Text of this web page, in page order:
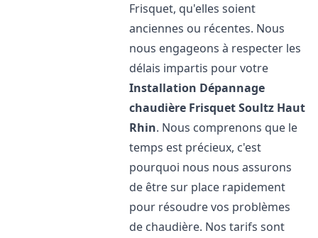
Frisquet, qu'elles soient
anciennes ou récentes. Nous
nous engageons à respecter les
délais impartis pour votre
Installation Dépannage
chaudière FrisquetSoultz Haut
Rhin. Nous comprenons que le
temps est précieux, c'est
pourquoi nous nous assurons
de être sur place rapidement
pour résoudre vos problèmes
de chaudière. Nos tarifs sont